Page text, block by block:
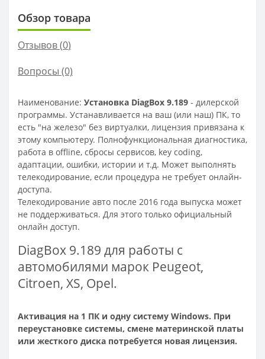
Обзор товара
Отзывов (0)
Вопросы (0)
Наименование: Установка DiagBox 9.189 - дилерской
программы. Устанавливается на ваш (или наш) ПК, то
есть "на железо" без виртуалки, лицензия привязана к
этому компьютеру. Полнофункциональная диагностика,
работа в offline, сбросы сервисов, key coding,
адаптации, ошибки, истории и т.д. Может выполнять
телекодирование, если процедура не требует онлайн-
доступа.
Телекодирование авто после 2016 года выпуска может
не поддерживаться. Для этого только официальный
онлайн доступ.
DiagBox 9.189 для работы с
автомобилями марок Peugeot,
Citroen, XS, Opel.
Активация на 1 ПК и одну систему Windows. При
переустановке системы, смене материнской платы
или жесткого диска потребуется новая лицензия.